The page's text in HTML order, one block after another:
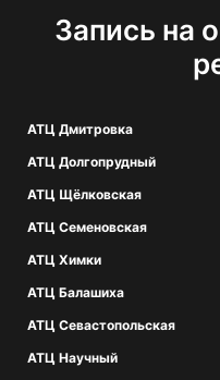
Запись на
АТЦ Дмитровка
АТЦ Долгопрудный
АТЦ Щёлковская
АТЦ Семеновская
АТЦ Химки
АТЦ Балашиха
АТЦ Севастопольская
АТЦ Научный